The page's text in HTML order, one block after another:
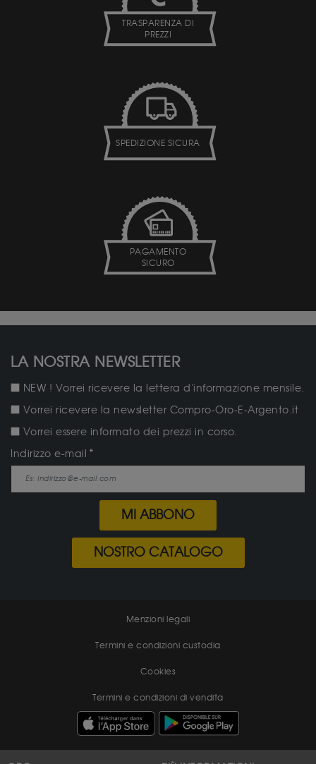
TRASPARENZA DI
PREZZI
SPEDIZIONE SICURA
PAGAMENTO
SICURO
LA NOSTRA NEWSLETTER
NEW ! Vorrei ricevere la lettera d'informazione mensile.
Vorrei ricevere la newsletter Compro-Oro-E-Argento.it
Vorrei essere informato dei prezzi in corso.
Indirizzo e-mail
MI ABBONO
NOSTRO CATALOGO
Menzioni legali
Termini e condizioni custodia
Cookies
Termini e condizioni di vendita